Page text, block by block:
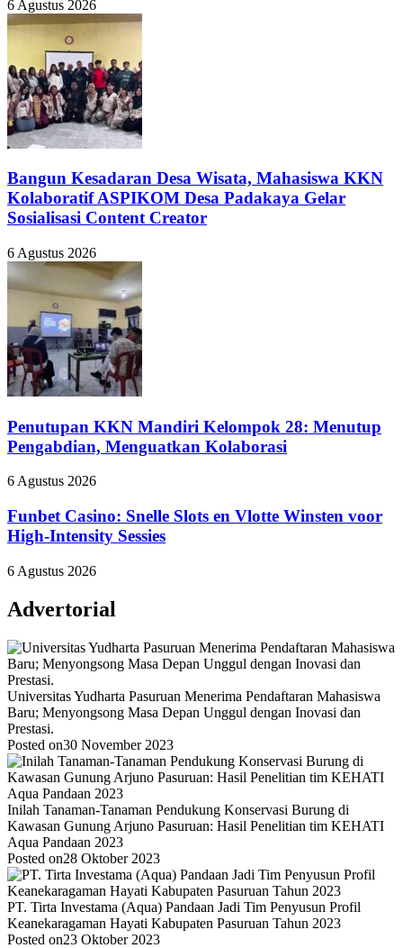
6 Agustus 2026
Bangun Kesadaran Desa Wisata, Mahasiswa KKN
Kolaboratif ASPIKOM Desa Padakaya Gelar
Sosialisasi Content Creator
6 Agustus 2026
Penutupan KKN Mandiri Kelompok 28: Menutup
Pengabdian, Menguatkan Kolaborasi
6 Agustus 2026
Funbet Casino: Snelle Slots en Vlotte Winsten voor
High‑Intensity Sessies
6 Agustus 2026
Advertorial
Universitas Yudharta Pasuruan Menerima Pendaftaran Mahasiswa
Baru; Menyongsong Masa Depan Unggul dengan Inovasi dan
Prestasi.
Posted on30 November 2023
Inilah Tanaman-Tanaman Pendukung Konservasi Burung di
Kawasan Gunung Arjuno Pasuruan: Hasil Penelitian tim KEHATI
Aqua Pandaan 2023
Posted on28 Oktober 2023
PT. Tirta Investama (Aqua) Pandaan Jadi Tim Penyusun Profil
Keanekaragaman Hayati Kabupaten Pasuruan Tahun 2023
Posted on23 Oktober 2023